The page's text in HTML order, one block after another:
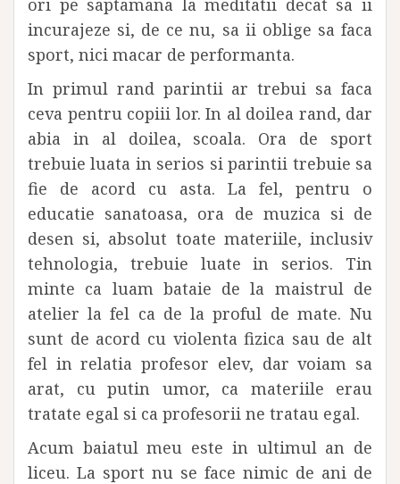
ori pe saptamana la meditatii decat sa ii
incurajeze si, de ce nu, sa ii oblige sa faca
sport, nici macar de performanta.
In primul rand parintii ar trebui sa faca
ceva pentru copiii lor. In al doilea rand, dar
abia in al doilea, scoala. Ora de sport
trebuie luata in serios si parintii trebuie sa
fie de acord cu asta. La fel, pentru o
educatie sanatoasa, ora de muzica si de
desen si, absolut toate materiile, inclusiv
tehnologia, trebuie luate in serios. Tin
minte ca luam bataie de la maistrul de
atelier la fel ca de la proful de mate. Nu
sunt de acord cu violenta fizica sau de alt
fel in relatia profesor elev, dar voiam sa
arat, cu putin umor, ca materiile erau
tratate egal si ca profesorii ne tratau egal.
Acum baiatul meu este in ultimul an de
liceu. La sport nu se face nimic de ani de